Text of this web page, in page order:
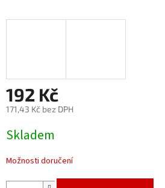
192 Kč
171,43 Kč bez DPH
cena:
Skladem
Možnosti doručení